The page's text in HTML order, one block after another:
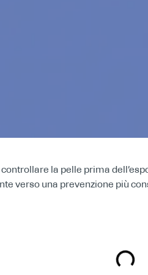
la pelle prima
verso una prevenzione più